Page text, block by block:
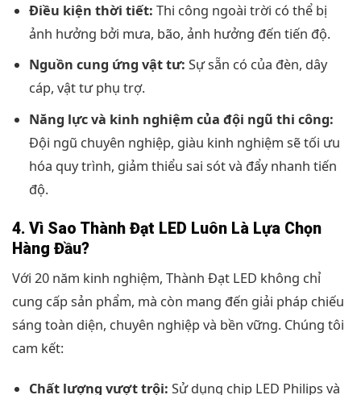
Điều kiện thời tiết: Thi công ngoài trời có thể bị
ảnh hưởng bởi mưa, bão, ảnh hưởng đến tiến độ.
Nguồn cung ứng vật tư: Sự sẵn có của đèn, dây
cáp, vật tư phụ trợ.
Năng lực và kinh nghiệm của đội ngũ thi công:
Đội ngũ chuyên nghiệp, giàu kinh nghiệm sẽ tối ưu
hóa quy trình, giảm thiểu sai sót và đẩy nhanh tiến
độ.
4. Vì Sao Thành Đạt LED Luôn Là Lựa Chọn
Hàng Đầu?
Với 20 năm kinh nghiệm, Thành Đạt LED không chỉ
cung cấp sản phẩm, mà còn mang đến giải pháp chiếu
sáng toàn diện, chuyên nghiệp và bền vững. Chúng tôi
cam kết:
Chất lượng vượt trội: Sử dụng chip LED Philips và